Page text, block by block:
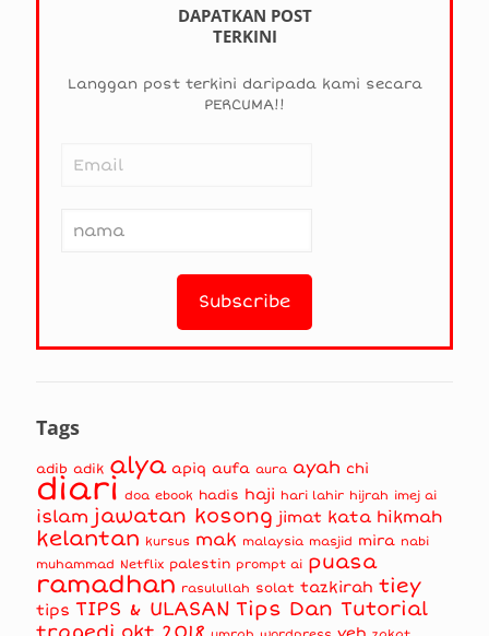
DAPATKAN POST
TERKINI
Langgan post terkini daripada kami secara
PERCUMA!!
Tags
adib adik alya apiq aufa aura ayah chi
diari doa ebook hadis haji hari lahir hijrah imej ai
islam jawatan kosong jimat kata hikmah
kelantan kursus mak malaysia masjid mira nabi
muhammad Netflix palestin prompt ai puasa
ramadhan rasulullah solat tazkirah tiey
tips TIPS & ULASAN Tips Dan Tutorial